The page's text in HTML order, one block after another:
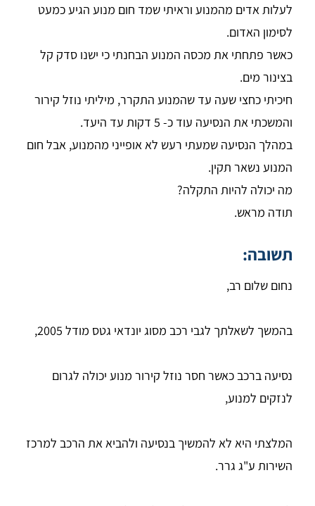
לעלות אדים מהמנוע וראיתי שמד חום מנוע הגיע כמעט
לסימון האדום.
כאשר פתחתי את מכסה המנוע הבחנתי כי ישנו סדק קל
בצינור מים.
חיכיתי כחצי שעה עד שהמנוע התקרר, מיליתי נוזל קירור
והמשכתי את הנסיעה עוד כ- 5 דקות עד היעד.
במהלך הנסיעה שמעתי רעש לא אופייני מהמנוע, אבל חום
המנוע נשאר תקין.
מה יכולה להיות התקלה?
תודה מראש.
תשובה:
נחום שלום רב,
בהמשך לשאלתך לגבי רכב מסוג יונדאי גטס מודל 2005,
נסיעה ברכב כאשר חסר נוזל קירור מנוע יכולה לגרום
לנזקים למנוע,
המלצתי היא לא להמשיך בנסיעה ולהביא את הרכב למרכז
השירות ע"ג גרר.